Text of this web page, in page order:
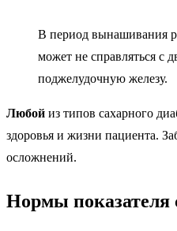
В период вынашивания
может не справляться с
поджелудочную железу.
Любой из типов сахарного
здоровья и жизни пациента.
осложнений.
Нормы показателя